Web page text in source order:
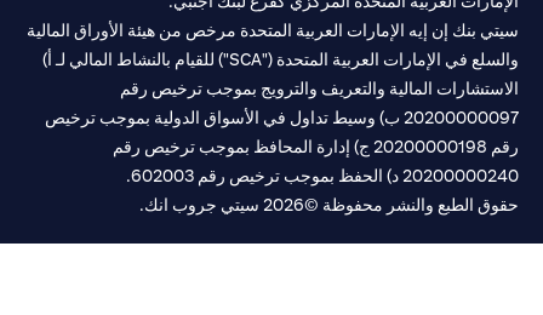
بنك إن إيه الإمارات العربية المتحدة مرخص من هيئة الأوراق المالية
والسلع في الإمارات العربية المتحدة ("SCA") للقيام بالنشاط المالي لـ أ)
المالية والتعريف والترويج بموجب ترخيص رقم
20200000097 ب) وسيط تداول في الأسواق الدولية بموجب ترخيص
رقم 20200000198 ج) إدارة المحافظ بموجب ترخيص رقم
د) الحفظ بموجب ترخيص رقم 602003.
الطبع والنشر محفوظة ©2026 سيتي جروب انك.